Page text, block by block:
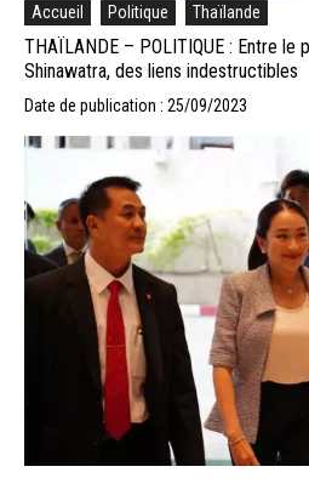
Accueil Politique Thaïlande
THAÏLANDE – POLITIQUE : Entre le
Shinawatra, des liens indestructibles
Date de publication : 25/09/2023